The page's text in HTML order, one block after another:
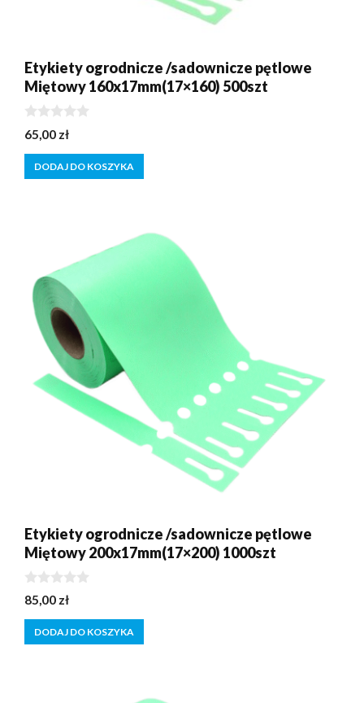
Etykiety ogrodnicze /sadownicze pętlowe
Miętowy 160x17mm(17×160) 500szt
0
z
5
65,00 zł
DODAJ DO KOSZYKA
Etykiety ogrodnicze /sadownicze pętlowe
Miętowy 200x17mm(17×200) 1000szt
0
z
5
85,00 zł
DODAJ DO KOSZYKA